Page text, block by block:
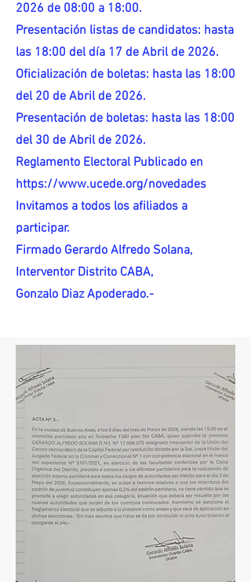
2026 de 08:00 a 18:00.
Presentación listas de candidatos: hasta
las 18:00 del día 17 de Abril de 2026.
Oficialización de boletas: hasta las 18:00
del 20 de Abril de 2026.
Presentación de boletas: hasta las 18:00
del 30 de Abril de 2026.
Reglamento Electoral Publicado en
https://www.ucede.org/novedades
Invitamos a todos los afiliados a
participar.
Firmado Gerardo Alfredo Solana,
Interventor Distrito CABA,
Gonzalo Diaz Apoderado.-